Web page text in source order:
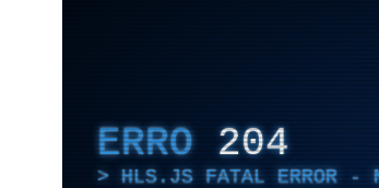
ERRO 204
HLS.JS FATAL ERROR -